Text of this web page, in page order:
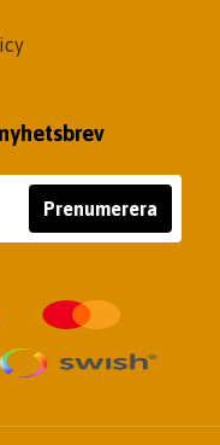
Prenumerera